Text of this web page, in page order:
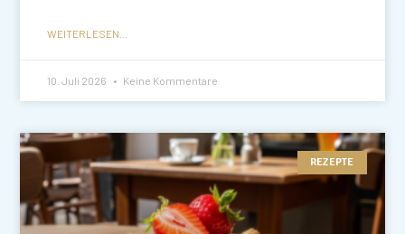
WEITERLESEN...
10. Juli 2026 Keine Kommentare
REZEPTE